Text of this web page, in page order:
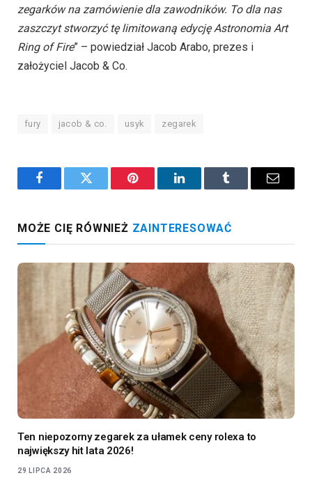
zegarków na zamówienie dla zawodników. To dla nas
zaszczyt stworzyć tę limitowaną edycję Astronomia Art
Ring of Fire” – powiedział Jacob Arabo, prezes i
założyciel Jacob & Co.
fury jacob & co. usyk zegarek
FacebookTwitter Pinterest LinkedInTumblr Email
MOŻE CIĘ RÓWNIEŻ ZAINTERESOWAĆ
Ten niepozorny zegarek za ułamek ceny rolexa to
największy hit lata 2026!
29 LIPCA 2026